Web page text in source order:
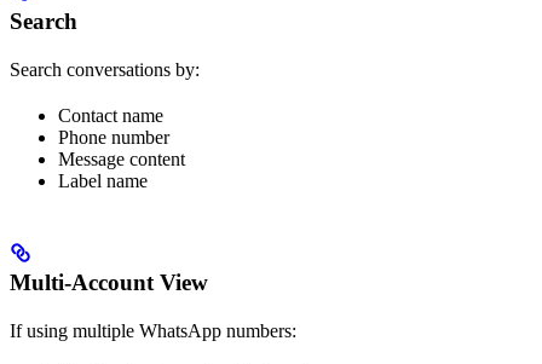
Search
Search conversations by:
Contact name
Phone number
Message content
Label name
Multi-Account View
If using multiple WhatsApp numbers: